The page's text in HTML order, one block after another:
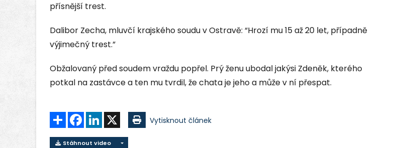
přísnější trest.
Dalibor Zecha, mluvčí krajského soudu v Ostravě: “Hrozí mu 15 až 20 let, případně
výjimečný trest.”
Obžalovaný před soudem vraždu popřel. Prý ženu ubodal jakýsi Zdeněk, kterého
potkal na zastávce a ten mu tvrdil, že chata je jeho a může v ní přespat.
Sdílet FacebookLinkedIn Vytisknout článek
Stáhnout video